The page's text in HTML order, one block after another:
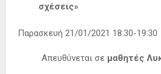
σχέσεις»
Παρασκευή 21/01/2021 18:30-19:30
Απευθύνεται σε μαθητές